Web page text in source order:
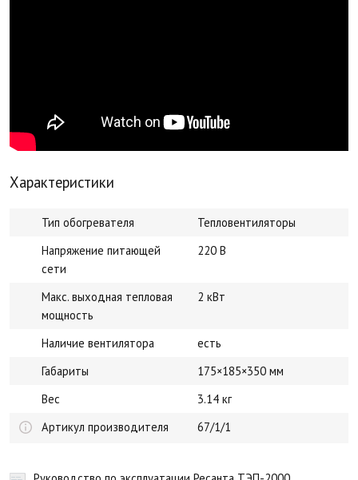
Характеристики
Тип обогревателя
Тепловентиляторы
Напряжение питающей
сети
220 В
Макс. выходная тепловая
мощность
2 кВт
Наличие вентилятора
есть
Габариты
175×185×350 мм
Вес
3.14 кг
Артикул производителя
67/1/1